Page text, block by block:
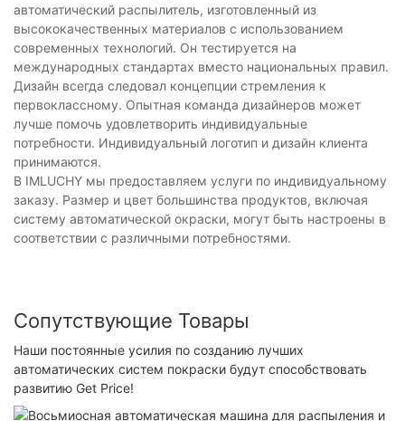
автоматический распылитель, изготовленный из
высококачественных материалов с использованием
современных технологий. Он тестируется на
международных стандартах вместо национальных правил.
Дизайн всегда следовал концепции стремления к
первоклассному. Опытная команда дизайнеров может
лучше помочь удовлетворить индивидуальные
потребности. Индивидуальный логотип и дизайн клиента
принимаются.
В IMLUCHY мы предоставляем услуги по индивидуальному
заказу. Размер и цвет большинства продуктов, включая
систему автоматической окраски, могут быть настроены в
соответствии с различными потребностями.
Сопутствующие Товары
Наши постоянные усилия по созданию лучших
автоматических систем покраски будут способствовать
развитию Get Price!